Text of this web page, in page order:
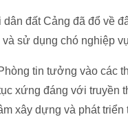
đất Cảng đã đổ về
và sử dụng chó nghiệp
tin tưởng vào các
xứng đáng với truyền
xây dựng và phát triển